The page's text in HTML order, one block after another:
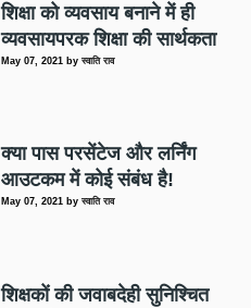
शिक्षा को व्यवसाय बनाने में ही
व्यवसायपरक शिक्षा की सार्थकता
May 07, 2021 byस्वाति राव
क्या पास परसेंटेज और लर्निंग
आउटकम में कोई संबंध है!
May 07, 2021 byस्वाति राव
शिक्षकों की जवाबदेही सुनिश्चित